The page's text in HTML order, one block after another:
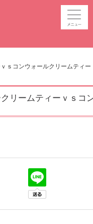
ｓコンウォールクリームティー
リームティーｖｓコ